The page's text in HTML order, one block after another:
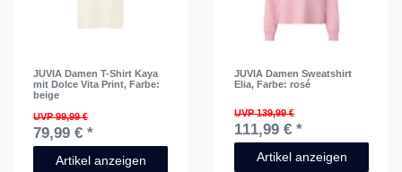
JUVIA Damen T-Shirt Kaya
mit Dolce Vita Print, Farbe:
beige
UVP 99,99 €
79,99 € *
Artikel anzeigen
JUVIA Damen Sweatshirt
Elia, Farbe: rosé
UVP 139,99 €
111,99 € *
Artikel anzeigen